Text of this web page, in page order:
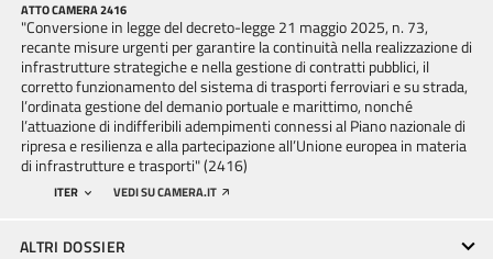
ATTO CAMERA 2416
"Conversione in legge del decreto-legge 21 maggio 2025, n. 73,
recante misure urgenti per garantire la continuità nella realizzazione di
infrastrutture strategiche e nella gestione di contratti pubblici, il
corretto funzionamento del sistema di trasporti ferroviari e su strada,
l’ordinata gestione del demanio portuale e marittimo, nonché
l’attuazione di indifferibili adempimenti connessi al Piano nazionale di
ripresa e resilienza e alla partecipazione all’Unione europea in materia
di infrastrutture e trasporti" (2416)
ITER VEDI SU CAMERA.IT
ALTRI DOSSIER